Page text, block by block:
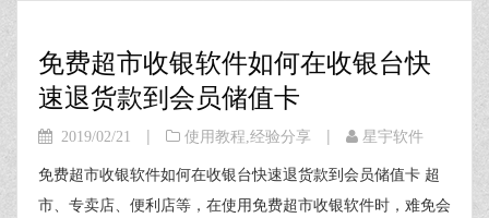
免费超市收银软件如何在收银台快
速退货款到会员储值卡
2019/02/21 | 使用教程 经验分享 | 星宇软件
免费超市收银软件如何在收银台快速退货款到会员储值卡 超
市、专卖店、便利店等，在使用免费超市收银软件时，难免会